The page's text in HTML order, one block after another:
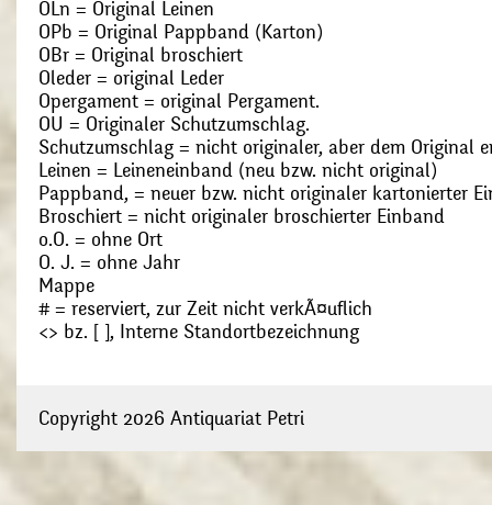
OLn = Original Leinen
OPb = Original Pappband (Karton)
OBr = Original broschiert
Oleder = original Leder
Opergament = original Pergament.
OU = Originaler Schutzumschlag.
Schutzumschlag = nicht originaler, aber dem Original
Leinen = Leineneinband (neu bzw. nicht original)
Pappband, = neuer bzw. nicht originaler kartonierter
Broschiert = nicht originaler broschierter Einband
o.O. = ohne Ort
O. J. = ohne Jahr
Mappe
# = reserviert, zur Zeit nicht verkÃ¤uflich
<> bz. [ ], Interne Standortbezeichnung
Copyright 2026 Antiquariat Petri